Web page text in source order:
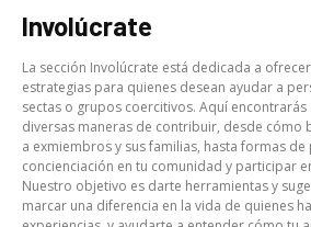
Involúcrate
La sección Involúcrate está dedicada a
estrategias para quienes desean ayudar a
sectas o grupos coercitivos. Aquí
diversas maneras de contribuir, desde cómo
a exmiembros y sus familias, hasta formas
concienciación en tu comunidad y participar
Nuestro objetivo es darte herramientas y
marcar una diferencia en la vida de quienes